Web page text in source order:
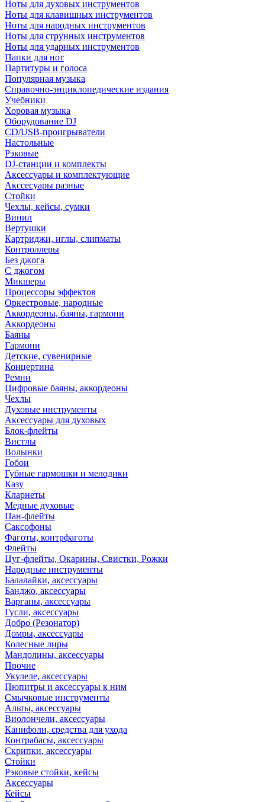
Ноты для духовых инструментов
Ноты для клавишных инструментов
Ноты для народных инструментов
Ноты для струнных инструментов
Ноты для ударных инструментов
Папки для нот
Партитуры и голоса
Популярная музыка
Справочно-энциклопедические издания
Учебники
Хоровая музыка
Оборудование DJ
CD/USB-проигрыватели
Настольные
Рэковые
DJ-станции и комплекты
Аксессуары и комплектующие
Акссесуары разные
Стойки
Чехлы, кейсы, сумки
Винил
Вертушки
Картриджи, иглы, слипматы
Контроллеры
Без джога
С джогом
Микшеры
Процессоры эффектов
Оркестровые, народные
Аккордеоны, баяны, гармони
Аккордеоны
Баяны
Гармони
Детские, сувенирные
Концертина
Ремни
Цифровые баяны, аккордеоны
Чехлы
Духовые инструменты
Аксессуары для духовых
Блок-флейты
Вистлы
Волынки
Гобои
Губные гармошки и мелодики
Казу
Кларнеты
Медные духовые
Пан-флейты
Саксофоны
Фаготы, контрфаготы
Флейты
Цуг-флейты, Окарины, Свистки, Рожки
Народные инструменты
Балалайки, аксессуары
Банджо, аксессуары
Варганы, аксессуары
Гусли, аксессуары
Добро (Резонатор)
Домры, аксессуары
Колесные лиры
Мандолины, аксессуары
Прочие
Укулеле, аксессуары
Пюпитры и аксессуары к ним
Смычковые инструменты
Альты, аксессуары
Виолончели, аксессуары
Канифоли, средства для ухода
Контрабасы, аксессуары
Скрипки, аксессуары
Стойки
Рэковые стойки, кейсы
Аксессуары
Кейсы